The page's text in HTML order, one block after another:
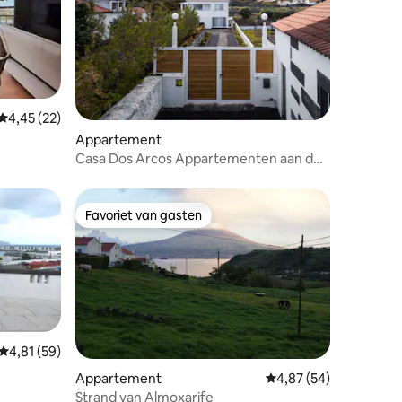
beoordeling van 4,45 uit 5, 22 recensies
4,45 (22)
Appartement
Casa Dos Arcos Appartementen aan de
beoordeling van 4,81 uit 5, 59 recensies
4,81 (59)
Favoriet van gasten
Favoriet van gasten
Appartement Gemiddelde
4,87 (54)
Strand van Almoxarife